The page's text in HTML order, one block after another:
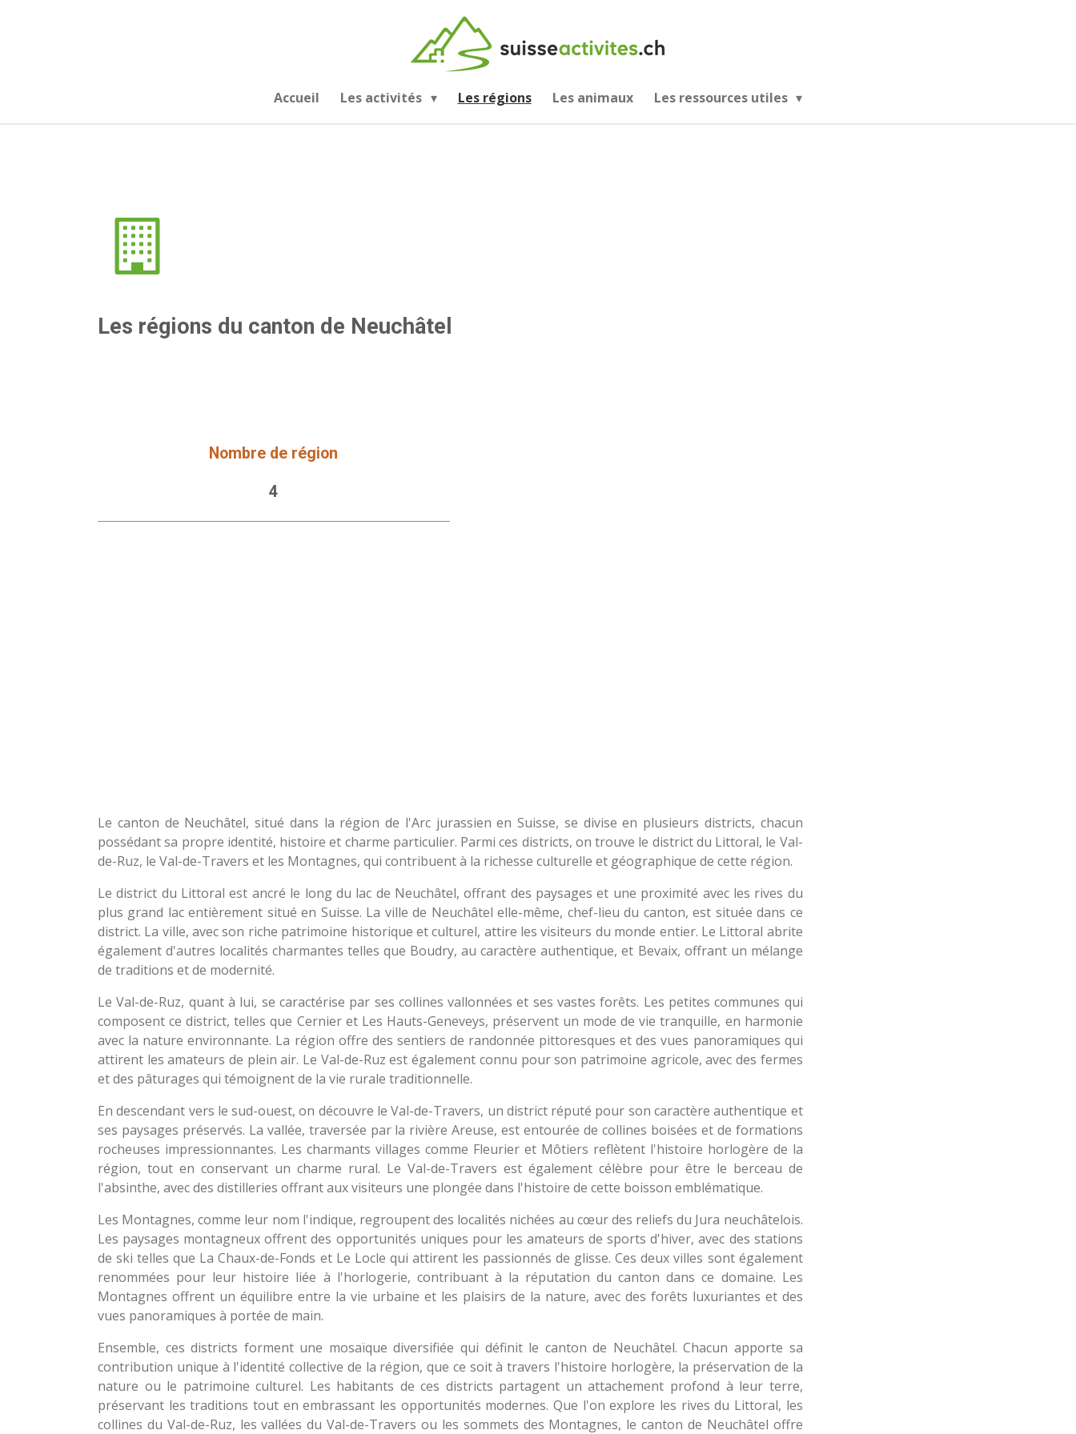
Accueil Les activités Les régions Les animaux Les ressources utiles
Les régions du canton de Neuchâtel
Nombre de région
4
Le canton de Neuchâtel, situé dans la région de l'Arc jurassien en Suisse, se divise en plusieurs districts, chacun
possédant sa propre identité, histoire et charme particulier. Parmi ces districts, on trouve le district du Littoral, le Val-
de-Ruz, le Val-de-Travers et les Montagnes, qui contribuent à la richesse culturelle et géographique de cette région.
Le district du Littoral est ancré le long du lac de Neuchâtel, offrant des paysages et une proximité avec les rives du
plus grand lac entièrement situé en Suisse. La ville de Neuchâtel elle-même, chef-lieu du canton, est située dans ce
district. La ville, avec son riche patrimoine historique et culturel, attire les visiteurs du monde entier. Le Littoral abrite
également d'autres localités charmantes telles que Boudry, au caractère authentique, et Bevaix, offrant un mélange
de traditions et de modernité.
Le Val-de-Ruz, quant à lui, se caractérise par ses collines vallonnées et ses vastes forêts. Les petites communes qui
composent ce district, telles que Cernier et Les Hauts-Geneveys, préservent un mode de vie tranquille, en harmonie
avec la nature environnante. La région offre des sentiers de randonnée pittoresques et des vues panoramiques qui
attirent les amateurs de plein air. Le Val-de-Ruz est également connu pour son patrimoine agricole, avec des fermes
et des pâturages qui témoignent de la vie rurale traditionnelle.
En descendant vers le sud-ouest, on découvre le Val-de-Travers, un district réputé pour son caractère authentique et
ses paysages préservés. La vallée, traversée par la rivière Areuse, est entourée de collines boisées et de formations
rocheuses impressionnantes. Les charmants villages comme Fleurier et Môtiers reflètent l'histoire horlogère de la
région, tout en conservant un charme rural. Le Val-de-Travers est également célèbre pour être le berceau de
l'absinthe, avec des distilleries offrant aux visiteurs une plongée dans l'histoire de cette boisson emblématique.
Les Montagnes, comme leur nom l'indique, regroupent des localités nichées au cœur des reliefs du Jura neuchâtelois.
Les paysages montagneux offrent des opportunités uniques pour les amateurs de sports d'hiver, avec des stations
de ski telles que La Chaux-de-Fonds et Le Locle qui attirent les passionnés de glisse. Ces deux villes sont également
renommées pour leur histoire liée à l'horlogerie, contribuant à la réputation du canton dans ce domaine. Les
Montagnes offrent un équilibre entre la vie urbaine et les plaisirs de la nature, avec des forêts luxuriantes et des
vues panoramiques à portée de main.
Ensemble, ces districts forment une mosaïque diversifiée qui définit le canton de Neuchâtel. Chacun apporte sa
contribution unique à l'identité collective de la région, que ce soit à travers l'histoire horlogère, la préservation de la
nature ou le patrimoine culturel. Les habitants de ces districts partagent un attachement profond à leur terre,
préservant les traditions tout en embrassant les opportunités modernes. Que l'on explore les rives du Littoral, les
collines du Val-de-Ruz, les vallées du Val-de-Travers ou les sommets des Montagnes, le canton de Neuchâtel offre